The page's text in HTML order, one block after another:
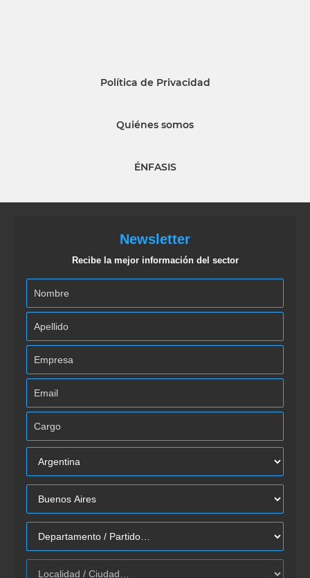
Política de Privacidad
Quiénes somos
ÉNFASIS
Newsletter
Recibe la mejor información del sector